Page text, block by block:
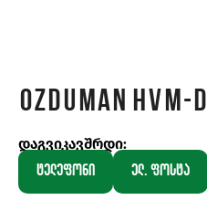
Ozduman HVM-D
დაგვიკავშრდი:
ტელეფონი
ელ. ფოსტა